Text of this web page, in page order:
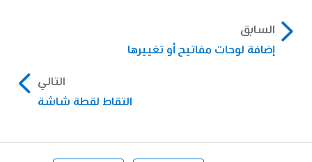
السابق
إضافة لوحات مفاتيح أو تغييرها
التالي
التقاط لقطة شاشة